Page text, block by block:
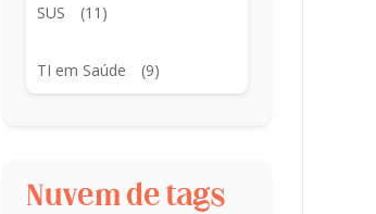
SUS (11)
TI em Saúde (9)
Nuvem de tags